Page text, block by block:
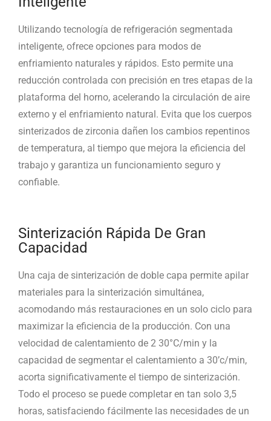
Utilizando tecnología de refrigeración segmentada
inteligente, ofrece opciones para modos de
enfriamiento naturales y rápidos. Esto permite una
reducción controlada con precisión en tres etapas de la
plataforma del horno, acelerando la circulación de aire
externo y el enfriamiento natural. Evita que los cuerpos
sinterizados de zirconia dañen los cambios repentinos
de temperatura, al tiempo que mejora la eficiencia del
trabajo y garantiza un funcionamiento seguro y
confiable.
Sinterización Rápida De Gran
Capacidad
Una caja de sinterización de doble capa permite apilar
materiales para la sinterización simultánea,
acomodando más restauraciones en un solo ciclo para
maximizar la eficiencia de la producción. Con una
velocidad de calentamiento de 2 30°C/min y la
capacidad de segmentar el calentamiento a 30’c/min,
acorta significativamente el tiempo de sinterización.
Todo el proceso se puede completar en tan solo 3,5
horas, satisfaciendo fácilmente las necesidades de un